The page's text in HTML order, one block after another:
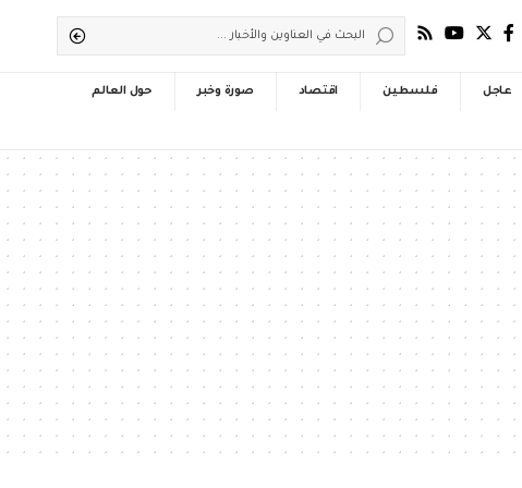
عاجل فلسطين اقتصاد صورة وخبر حول العالم